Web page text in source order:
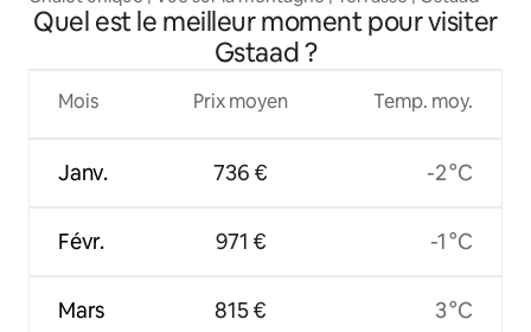
Quel est le meilleur moment pour visiter
Gstaad ?
Mois
Janv.
Févr.
Mars
Prix moyen
736 €
971 €
815 €
Temp. moy.
-2 °C
-1 °C
3 °C